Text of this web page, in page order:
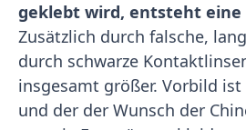
geklebt wird, entsteht eine
Zusätzlich durch falsche,
durch schwarze
insgesamt größer. Vorbild
und der der Wunsch der